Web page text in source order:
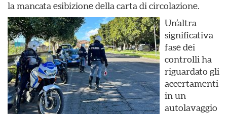
la mancata esibizione della carta di circolazione.
Un’altra
significativa
fase dei
controlli ha
riguardato gli
accertamenti
in un
autolavaggio